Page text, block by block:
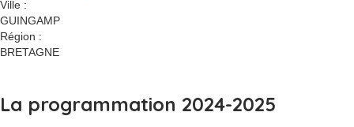
Ville :
GUINGAMP
Région :
BRETAGNE
La programmation 2024-2025